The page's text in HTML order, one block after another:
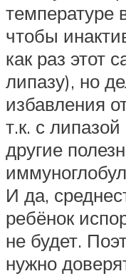
температуре
чтобы
как раз этот
липазу), но
избавления
т.к. с
другие
И да,
ребёнок
не будет.
нужно